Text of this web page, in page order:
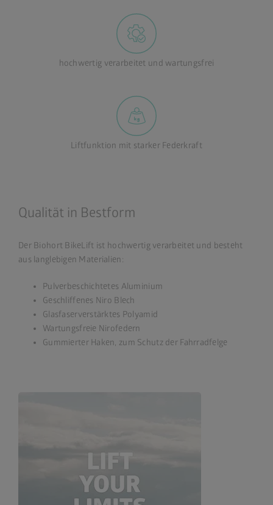
hochwertig verarbeitet und wartungsfrei
Liftfunktion mit starker Federkraft
Qualität in Bestform
Der Biohort BikeLift ist hochwertig verarbeitet und besteht
aus langlebigen Materialien:
Pulverbeschichtetes Aluminium
Geschliffenes Niro Blech
Glasfaserverstärktes Polyamid
Wartungsfreie Nirofedern
Gummierter Haken, zum Schutz der Fahrradfelge